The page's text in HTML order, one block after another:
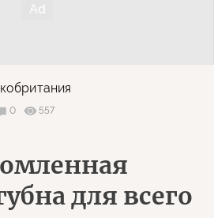
0
557
для всего